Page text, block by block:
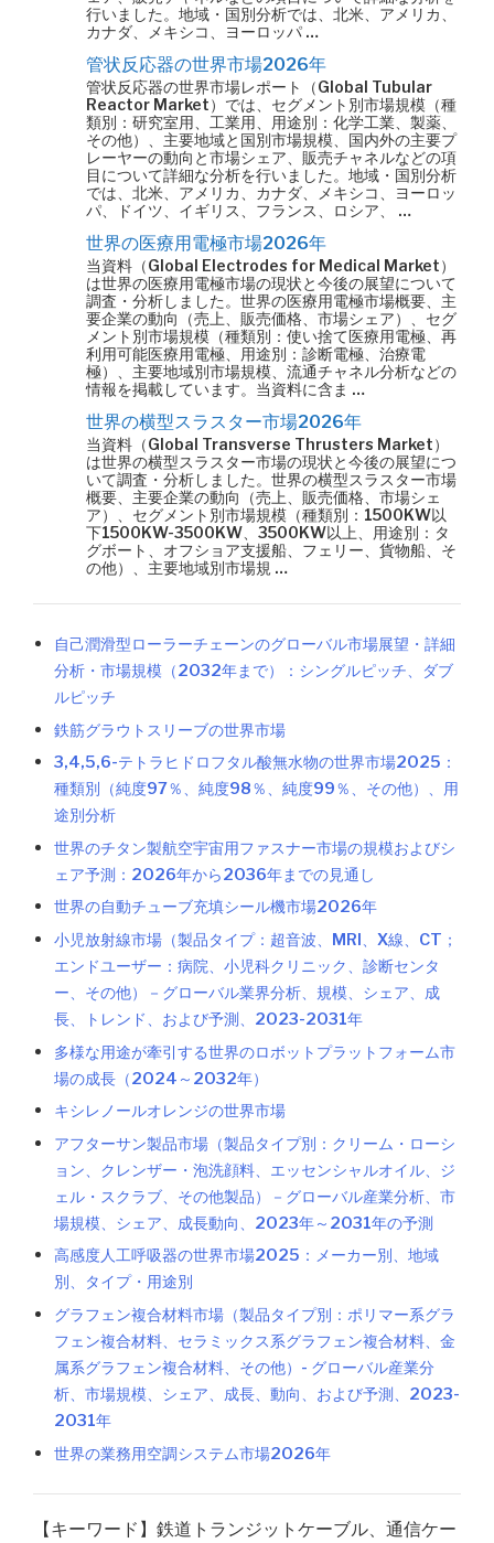
行いました。地域・国別分析では、北米、アメリカ、
カナダ、メキシコ、ヨーロッパ …
管状反応器の世界市場2026年
管状反応器の世界市場レポート（Global Tubular
Reactor Market）では、セグメント別市場規模（種
類別：研究室用、工業用、用途別：化学工業、製薬、
その他）、主要地域と国別市場規模、国内外の主要プ
レーヤーの動向と市場シェア、販売チャネルなどの項
目について詳細な分析を行いました。地域・国別分析
では、北米、アメリカ、カナダ、メキシコ、ヨーロッ
パ、ドイツ、イギリス、フランス、ロシア、 …
世界の医療用電極市場2026年
当資料（Global Electrodes for Medical Market）
は世界の医療用電極市場の現状と今後の展望について
調査・分析しました。世界の医療用電極市場概要、主
要企業の動向（売上、販売価格、市場シェア）、セグ
メント別市場規模（種類別：使い捨て医療用電極、再
利用可能医療用電極、用途別：診断電極、治療電
極）、主要地域別市場規模、流通チャネル分析などの
情報を掲載しています。当資料に含ま …
世界の横型スラスター市場2026年
当資料（Global Transverse Thrusters Market）
は世界の横型スラスター市場の現状と今後の展望につ
いて調査・分析しました。世界の横型スラスター市場
概要、主要企業の動向（売上、販売価格、市場シェ
ア）、セグメント別市場規模（種類別：1500KW以
下1500KW-3500KW、3500KW以上、用途別：タ
グボート、オフショア支援船、フェリー、貨物船、そ
の他）、主要地域別市場規 …
自己潤滑型ローラーチェーンのグローバル市場展望・詳細
分析・市場規模（2032年まで）：シングルピッチ、ダブ
ルピッチ
鉄筋グラウトスリーブの世界市場
3,4,5,6-テトラヒドロフタル酸無水物の世界市場2025：
種類別（純度97％、純度98％、純度99％、その他）、用
途別分析
世界のチタン製航空宇宙用ファスナー市場の規模およびシ
ェア予測：2026年から2036年までの見通し
世界の自動チューブ充填シール機市場2026年
小児放射線市場（製品タイプ：超音波、MRI、X線、CT；
エンドユーザー：病院、小児科クリニック、診断センタ
ー、その他）－グローバル業界分析、規模、シェア、成
長、トレンド、および予測、2023-2031年
多様な用途が牽引する世界のロボットプラットフォーム市
場の成長（2024～2032年）
キシレノールオレンジの世界市場
アフターサン製品市場（製品タイプ別：クリーム・ローシ
ョン、クレンザー・泡洗顔料、エッセンシャルオイル、ジ
ェル・スクラブ、その他製品）－グローバル産業分析、市
場規模、シェア、成長動向、2023年～2031年の予測
高感度人工呼吸器の世界市場2025：メーカー別、地域
別、タイプ・用途別
グラフェン複合材料市場（製品タイプ別：ポリマー系グラ
フェン複合材料、セラミックス系グラフェン複合材料、金
属系グラフェン複合材料、その他）- グローバル産業分
析、市場規模、シェア、成長、動向、および予測、2023-
2031年
世界の業務用空調システム市場2026年
【キーワード】鉄道トランジットケーブル、通信ケー